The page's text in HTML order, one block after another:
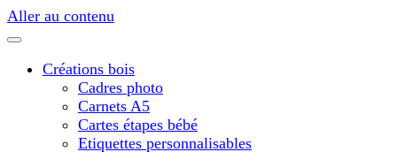
Aller au contenu
Créations bois
Cadres photo
Carnets A5
Cartes étapes bébé
Etiquettes personnalisables